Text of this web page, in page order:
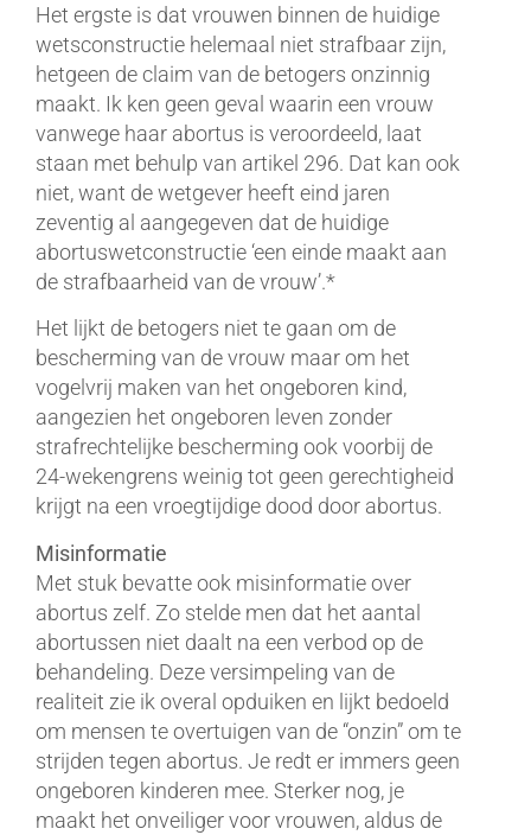
Het ergste is dat vrouwen binnen de huidige
wetsconstructie helemaal niet strafbaar zijn,
hetgeen de claim van de betogers onzinnig
maakt. Ik ken geen geval waarin een vrouw
vanwege haar abortus is veroordeeld, laat
staan met behulp van artikel 296. Dat kan ook
niet, want de wetgever heeft eind jaren
zeventig al aangegeven dat de huidige
abortuswetconstructie ‘een einde maakt aan
de strafbaarheid van de vrouw’.*
Het lijkt de betogers niet te gaan om de
bescherming van de vrouw maar om het
vogelvrij maken van het ongeboren kind,
aangezien het ongeboren leven zonder
strafrechtelijke bescherming ook voorbij de
24-wekengrens weinig tot geen gerechtigheid
krijgt na een vroegtijdige dood door abortus.
Misinformatie
Met stuk bevatte ook misinformatie over
abortus zelf. Zo stelde men dat het aantal
abortussen niet daalt na een verbod op de
behandeling. Deze versimpeling van de
realiteit zie ik overal opduiken en lijkt bedoeld
om mensen te overtuigen van de “onzin” om te
strijden tegen abortus. Je redt er immers geen
ongeboren kinderen mee. Sterker nog, je
maakt het onveiliger voor vrouwen, aldus de